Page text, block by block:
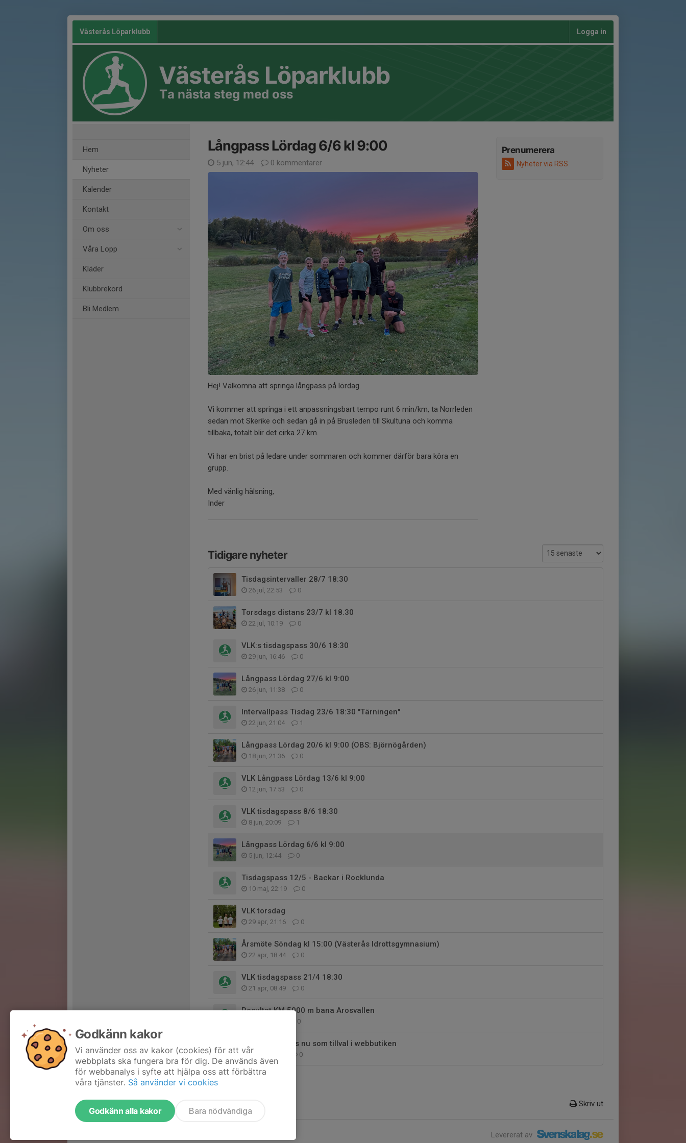
Västerås Löparklubb Logga in
Västerås Löparklubb
Ta nästa steg med oss
Hem
Nyheter
Kalender
Kontakt
Om oss
Våra Lopp
Kläder
Klubbrekord
Bli Medlem
Prenumerera
Nyheter via RSS
Långpass Lördag 6/6 kl 9:00
5 jun, 12:44 0 kommentarer
Hej! Välkomna att springa långpass på lördag.
Vi kommer att springa i ett anpassningsbart tempo runt 6 min/km, ta Norrleden
sedan mot Skerike och sedan gå in på Brusleden till Skultuna och komma
tillbaka, totalt blir det cirka 27 km.
Vi har en brist på ledare under sommaren och kommer därför bara köra en
grupp.
Med vänlig hälsning,
Inder
Tidigare nyheter
Tisdagsintervaller 28/7 18:30
26 jul, 22:53 0
Torsdags distans 23/7 kl 18.30
22 jul, 10:19 0
VLK:s tisdagspass 30/6 18:30
29 jun, 16:46 0
Långpass Lördag 27/6 kl 9:00
26 jun, 11:38 0
Intervallpass Tisdag 23/6 18:30 "Tärningen"
22 jun, 21:04 1
Långpass Lördag 20/6 kl 9:00 (OBS: Björnögården)
18 jun, 21:36 0
VLK Långpass Lördag 13/6 kl 9:00
12 jun, 17:53 0
VLK tisdagspass 8/6 18:30
8 jun, 20:09 1
Långpass Lördag 6/6 kl 9:00
5 jun, 12:44 0
Tisdagspass 12/5 - Backar i Rocklunda
10 maj, 22:19 0
VLK torsdag
29 apr, 21:16 0
Årsmöte Söndag kl 15:00 (Västerås Idrottsgymnasium)
22 apr, 18:44 0
VLK tisdagspass 21/4 18:30
21 apr, 08:49 0
Resultat KM 5000 m bana Arosvallen
0
Löparkeps finns nu som tillval i webbutiken
14 aug 2025 0
Skriv ut
Levererat av
Godkänn kakor
Vi använder oss av kakor (cookies) för att vår
webbplats ska fungera bra för dig. De används även
för webbanalys i syfte att hjälpa oss att förbättra
våra tjänster. Så använder vi cookies
Godkänn alla kakor Bara nödvändiga